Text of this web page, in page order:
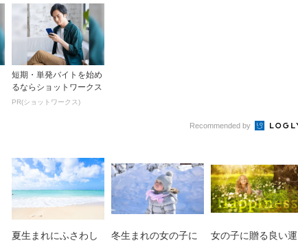
短期・単発バイトを始め
るならショットワークス
PR(ショットワークス)
Recommended by
夏生まれにふさわし
冬生まれの女の子に
女の子に贈る良い運